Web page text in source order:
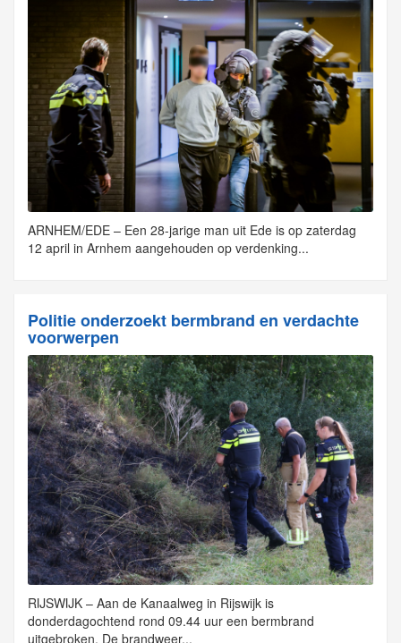
ARNHEM/EDE – Een 28-jarige man uit Ede is op zaterdag
12 april in Arnhem aangehouden op verdenking...
Politie onderzoekt bermbrand en verdachte
voorwerpen
RIJSWIJK – Aan de Kanaalweg in Rijswijk is
donderdagochtend rond 09.44 uur een bermbrand
uitgebroken. De brandweer...